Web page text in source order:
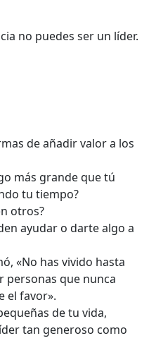
no puedes ser un líder.
de añadir valor a los
más grande que tú
tu tiempo?
otros?
ayudar o darte algo a
«No has vivido hasta
personas que nunca
el favor».
de tu vida,
tan generoso como